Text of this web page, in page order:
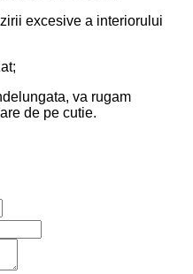
excesive a interiorului
va rugam
de pe cutie.